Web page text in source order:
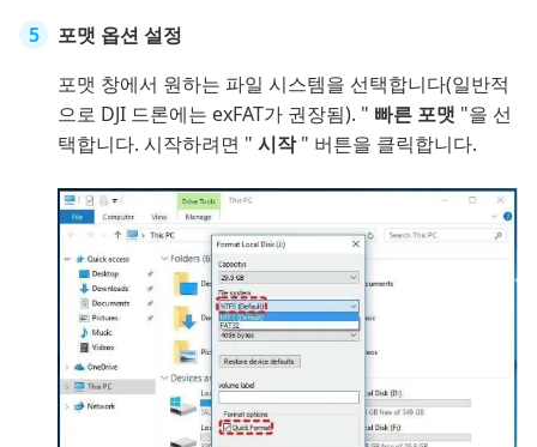
포맷 옵션 설정
포맷 창에서 원하는 파일 시스템을 선택합니다(일반적
으로 DJI 드론에는 exFAT가 권장됨). " 빠른 포맷 "을 선
택합니다. 시작하려면 " 시작" 버튼을 클릭합니다.